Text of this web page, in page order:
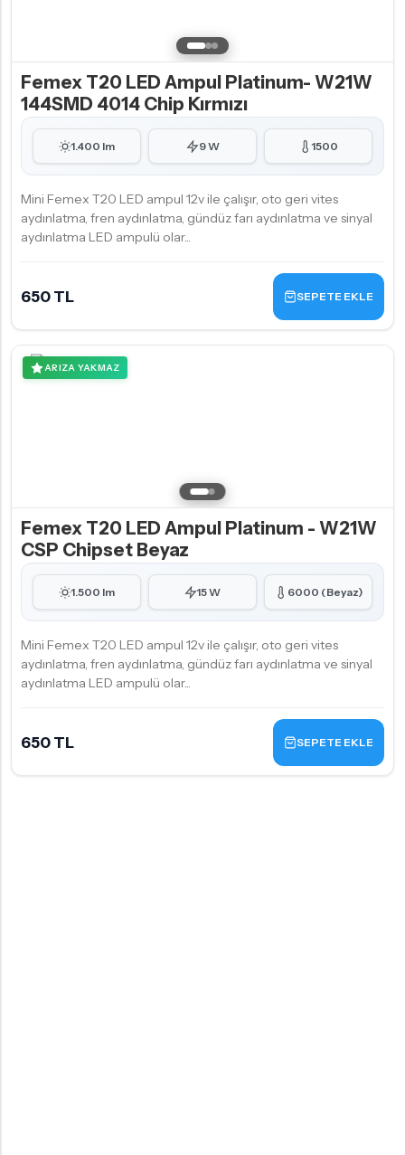
Femex T20 LED Ampul Platinum- W21W
144SMD 4014 Chip Kırmızı
1.400 lm 9 W 1500
Mini Femex T20 LED ampul 12v ile çalışır, oto geri vites
aydınlatma, fren aydınlatma, gündüz farı aydınlatma ve sinyal
aydınlatma LED ampulü olar...
650 TL SEPETE EKLE
ARIZA YAKMAZ
Femex T20 LED Ampul Platinum - W21W
CSP Chipset Beyaz
1.500 lm 15 W 6000 (Beyaz)
Mini Femex T20 LED ampul 12v ile çalışır, oto geri vites
aydınlatma, fren aydınlatma, gündüz farı aydınlatma ve sinyal
aydınlatma LED ampulü olar...
650 TL SEPETE EKLE